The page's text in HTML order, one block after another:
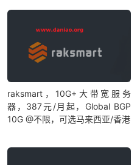
raksmart，10G+大带宽服务
器，387元/月起，Global BGP
10G @不限，可选马来西亚/香港